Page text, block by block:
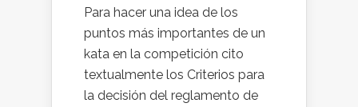
Para hacer una idea de los
puntos más importantes de un
kata en la competición cito
textualmente los Criterios para
la decisión del reglamento de